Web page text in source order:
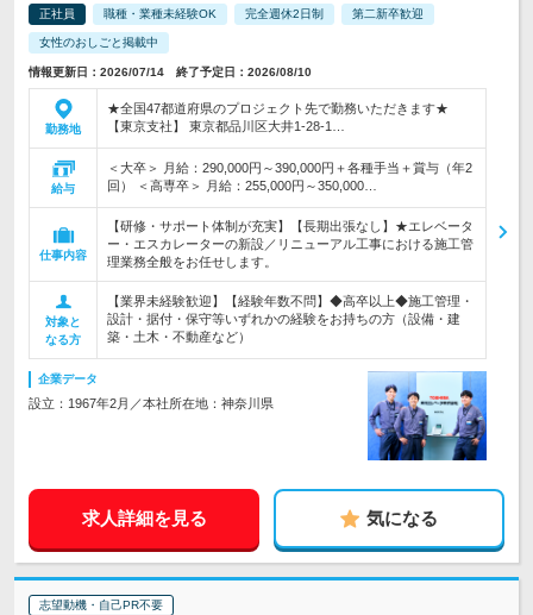
正社員 職種・業種未経験OK 完全週休2日制 第二新卒歓迎
女性のおしごと掲載中
情報更新日：2026/07/14 終了予定日：2026/08/10
勤務地
★全国47都道府県のプロジェクト先で勤務いただきます★
【東京支社】 東京都品川区大井1-28-1…
給与
＜大卒＞ 月給：290,000円～390,000円＋各種手当＋賞与（年2
回） ＜高専卒＞ 月給：255,000円～350,000…
仕事内容
【研修・サポート体制が充実】【長期出張なし】★エレベータ
ー・エスカレーターの新設／リニューアル工事における施工管
理業務全般をお任せします。
対象と
なる方
【業界未経験歓迎】【経験年数不問】◆高卒以上◆施工管理・
設計・据付・保守等いずれかの経験をお持ちの方（設備・建
築・土木・不動産など）
企業データ
設立：1967年2月／本社所在地：神奈川県
求人詳細を見る 気になる
志望動機・自己PR不要